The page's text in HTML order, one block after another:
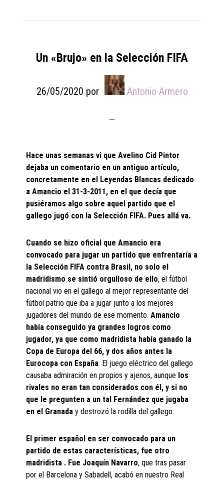
Un «Brujo» en la Selección FIFA
26/05/2020 por Antonio Armero
Hace unas semanas vi que Avelino Cid Pintor
dejaba un comentario en un antiguo artículo,
concretamente en el Leyendas Blancas dedicado
a Amancio el 31-3-2011, en el que decía que
pusiéramos algo sobre aquel partido que el
gallego jugó con la Selección FIFA. Pues allá va.
Cuando se hizo oficial que Amancio era
convocado para jugar un partido que enfrentaría a
la Selección FIFA contra Brasil, no solo el
madridismo se sintió orgulloso de ello, el fútbol
nacional vio en el gallego al mejor representante del
fútbol patrio que iba a jugar junto a los mejores
jugadores del mundo de ese momento.Amancio
había conseguido ya grandes logros como
jugador, ya que como madridista había ganado la
Copa de Europa del 66, y dos años antes la
Eurocopa con España. El juego eléctrico del gallego
causaba admiración en propios y ajenos, aunque los
rivales no eran tan considerados con él, y si no
que le pregunten a un tal Fernández que jugaba
en el Granaday destrozó la rodilla del gallego.
El primer español en ser convocado para un
partido de estas características, fue otro
madridista . Fue Joaquín Navarro, que tras pasar
por el Barcelona y Sabadell, acabó en nuestro Real